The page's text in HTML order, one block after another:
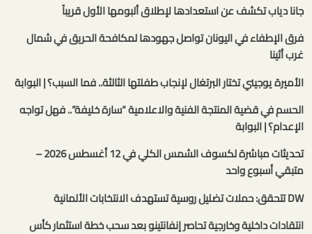
جانا دياب تكشف عن استعدادها لإطلاق ألبومها الأول قريباً
فرق الإطفاء في اليونان تواصل جهودها لمكافحة الحريق في شمال
غرب أثينا
الأميرة يوجيني تختار البرتغال لإنجاب طفلتها الثالثة.. فما السبب؟ | البوابة
الحسم في قضية المنتجة الفنية والاعلامية “سارة خليفة”.. فهل تواجه
الإعدام؟ | البوابة
تحديثات مباشرة لكسوف الشمس الكلي في 12 أغسطس 2026 –
متبقي أسبوع واحد
DW تتحقق: حملات تضليل روسية تستهدف الانتخابات الألمانية
انتقادات داخلية وخارجية تحاصر إنفانتينو بعد سحب خطة استثمار كأس